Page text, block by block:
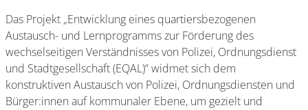
Das Projekt „Entwicklung eines quartiersbezogenen
Austausch- und Lernprogramms zur Förderung des
wechselseitigen Verständnisses von Polizei, Ordnungsdienst
und Stadtgesellschaft (EQAL)“ widmet sich dem
konstruktiven Austausch von Polizei, Ordnungsdiensten und
Bürger:innen auf kommunaler Ebene, um gezielt und